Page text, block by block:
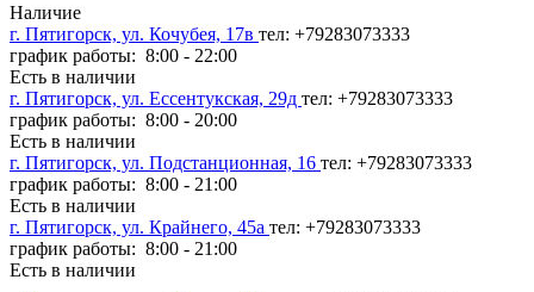
Наличие
г. Пятигорск, ул. Кочубея, 17в тел: +79283073333
график работы: 8:00 - 22:00
Есть в наличии
г. Пятигорск, ул. Ессентукская, 29д тел: +79283073333
график работы: 8:00 - 20:00
Есть в наличии
г. Пятигорск, ул. Подстанционная, 16 тел: +79283073333
график работы: 8:00 - 21:00
Есть в наличии
г. Пятигорск, ул. Крайнего, 45а тел: +79283073333
график работы: 8:00 - 21:00
Есть в наличии